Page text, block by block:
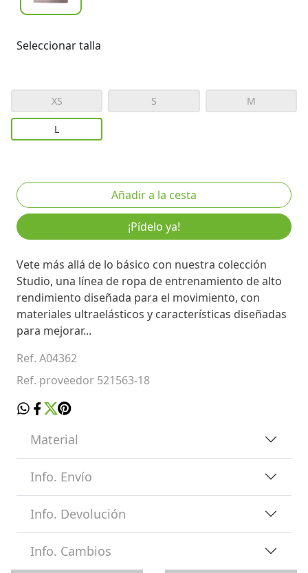
Seleccionar talla
XS S M
L
¡Pídelo ya!
Vete más allá de lo básico con nuestra colección
Studio, una línea de ropa de entrenamiento de alto
rendimiento diseñada para el movimiento, con
materiales ultraelásticos y características diseñadas
para mejorar...
Ref. A04362
Ref. proveedor 521563-18
Material
Info. Envío
Info. Devolución
Info. Cambios